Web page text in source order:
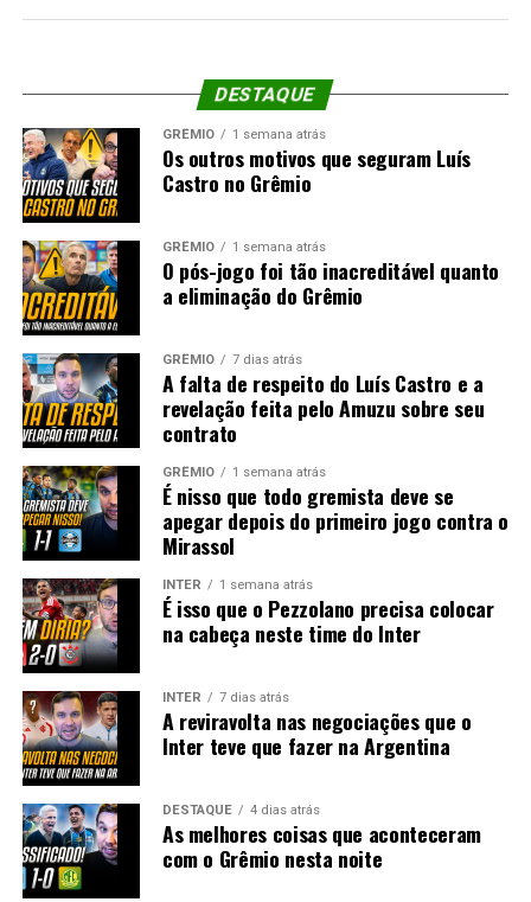
DESTAQUE
GRÊMIO 1 semana atrás
Os outros motivos que seguram Luís
Castro no Grêmio
GRÊMIO 1 semana atrás
O pós-jogo foi tão inacreditável quanto
a eliminação do Grêmio
GRÊMIO 7 dias atrás
A falta de respeito do Luís Castro e a
revelação feita pelo Amuzu sobre seu
contrato
GRÊMIO 1 semana atrás
É nisso que todo gremista deve se
apegar depois do primeiro jogo contra o
Mirassol
INTER 1 semana atrás
É isso que o Pezzolano precisa colocar
na cabeça neste time do Inter
INTER 7 dias atrás
A reviravolta nas negociações que o
Inter teve que fazer na Argentina
DESTAQUE 4 dias atrás
As melhores coisas que aconteceram
com o Grêmio nesta noite